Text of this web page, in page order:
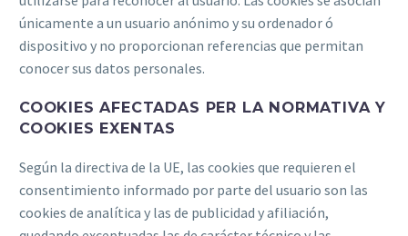
únicamente a un usuario anónimo y su ordenador ó
dispositivo y no proporcionan referencias que permitan
conocer sus datos personales.
COOKIES AFECTADAS PER LA NORMATIVA Y
COOKIES EXENTAS
Según la directiva de la UE, las cookies que requieren el
consentimiento informado por parte del usuario son las
cookies de analítica y las de publicidad y afiliación,